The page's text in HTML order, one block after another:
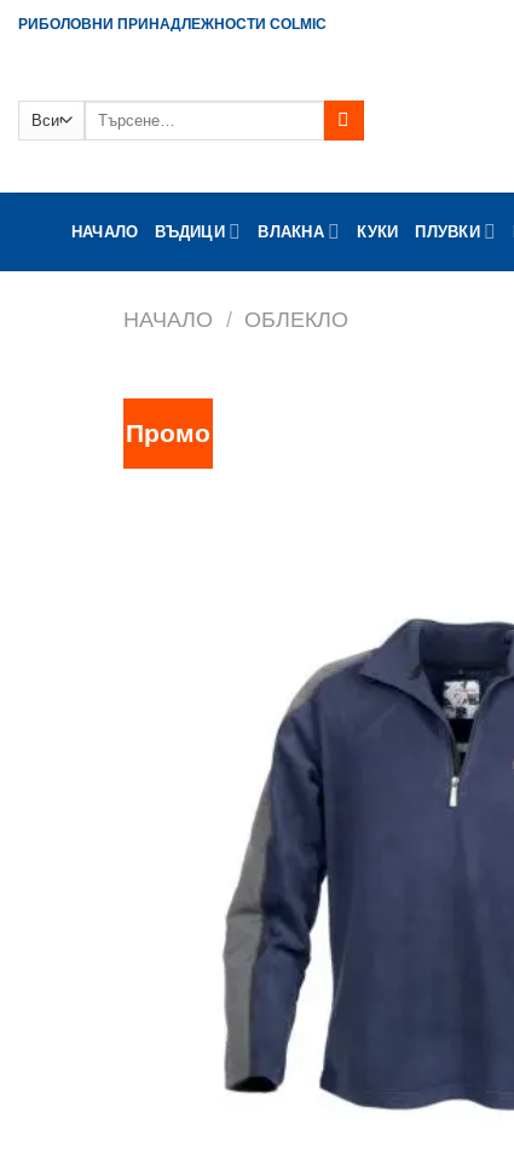
SkipРИБОЛОВНИ ПРИНАДЛЕЖНОСТИ COLMIC
Търсене
НАЧАЛО ВЪДИЦИ ВЛАКНА КУКИ ПЛУВКИ
НАЧАЛО / ОБЛЕКЛО
Промо